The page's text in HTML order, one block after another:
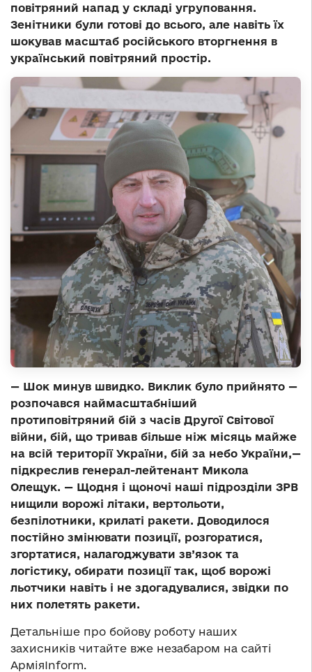
повітряний напад у складі угруповання.
Зенітники були готові до всього, але навіть їх
шокував масштаб російського вторгнення в
український повітряний простір.
— Шок минув швидко. Виклик було прийнято —
розпочався наймасштабніший
протиповітряний бій з часів Другої Світової
війни, бій, що тривав більше ніж місяць майже
на всій території України, бій за небо України,—
підкреслив генерал-лейтенант Микола
Олещук. — Щодня і щоночі наші підрозділи ЗРВ
нищили ворожі літаки, вертольоти,
безпілотники, крилаті ракети. Доводилося
постійно змінювати позиції, розгоратися,
згортатися, налагоджувати зв’язок та
логістику, обирати позиції так, щоб ворожі
льотчики навіть і не здогадувалися, звідки по
них полетять ракети.
Детальніше про бойову роботу наших
захисників читайте вже незабаром на сайті
АрміяInform.